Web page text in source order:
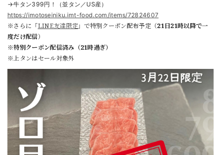
→牛タン399円！
（並タン／US産）
https://imotoseiniku.imt-food.com/items/72824607
※さらに「LINE友達限定」で特別クーポン配布予定（21日21時以降で一
度だけ配信）
※特別クーポン配信済み（21時過ぎ）
※上タンはセール対象外